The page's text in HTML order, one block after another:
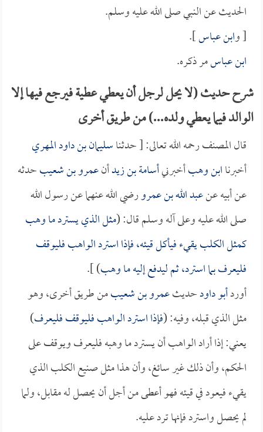
الحديث عن النبي صلى الله عليه وسلم.
[ وابن عباس].
ابن عباسمر ذكره.
شرح حديث (لا يحل لرجل أن يعطي عطية فيرجع فيها إلا
الوالد فيما يعطي ولده...) من طريق أخرى
قال المصنف رحمه الله تعالى: [ حدثناسليمان بن داود المهري
أخبرناابن وهبأخبرنيأسامة بن زيدأنعمرو بن شعيبحدثه
عن أبيه عنعبد الله بن عمرورضي الله عنهما عن رسول الله
صلى الله عليه وعلى آله وسلم قال: (مثل الذي يسترد ما وهب
كمثل الكلب يقيء فيأكل قيئه، فإذا استرد الواهب فليوقف
فليعرف بما استرد، ثم ليدفع إليه ما وهب) ].
أوردأبو داودحديثعمرو بن شعيبمن طريق أخرى، وهو
مثل الذي قبله، وفيه: (فإذا استرد الواهب فليوقف فليعرف)
يعني: إذا أراد الواهب أن يسترد ما وهبه فليعرف ويوقف على
الحكم، وأن ذلك غير سائغ، وأن هذا مثل صنيع الكلب الذي
يقيء فيعود في قيئه فهو أعطى من أجل أن يحصل له مقابل، ولما
لم يحصل واسترد فإنها ترد عليه.